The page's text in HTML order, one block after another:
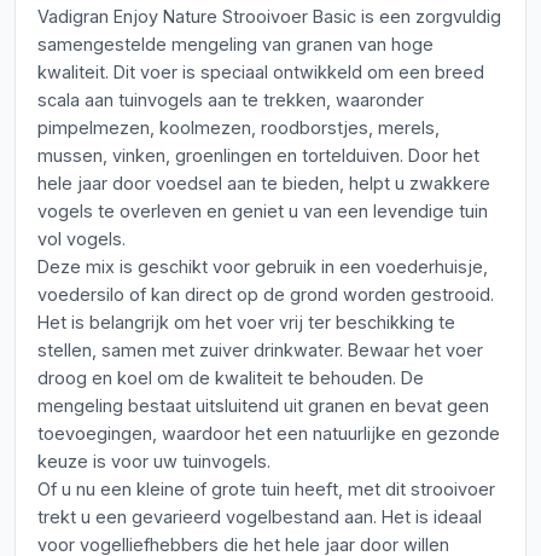
Vadigran Enjoy Nature Strooivoer Basic is een zorgvuldig
samengestelde mengeling van granen van hoge
kwaliteit. Dit voer is speciaal ontwikkeld om een breed
scala aan tuinvogels aan te trekken, waaronder
pimpelmezen, koolmezen, roodborstjes, merels,
mussen, vinken, groenlingen en tortelduiven. Door het
hele jaar door voedsel aan te bieden, helpt u zwakkere
vogels te overleven en geniet u van een levendige tuin
vol vogels.
Deze mix is geschikt voor gebruik in een voederhuisje,
voedersilo of kan direct op de grond worden gestrooid.
Het is belangrijk om het voer vrij ter beschikking te
stellen, samen met zuiver drinkwater. Bewaar het voer
droog en koel om de kwaliteit te behouden. De
mengeling bestaat uitsluitend uit granen en bevat geen
toevoegingen, waardoor het een natuurlijke en gezonde
keuze is voor uw tuinvogels.
Of u nu een kleine of grote tuin heeft, met dit strooivoer
trekt u een gevarieerd vogelbestand aan. Het is ideaal
voor vogelliefhebbers die het hele jaar door willen